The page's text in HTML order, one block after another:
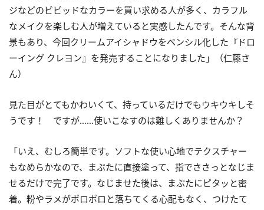
ジなどのビビッドなカラーを買い求める人が多く、カラフル
なメイクを楽しむ人が増えていると実感したんです。そんな背
景もあり、今回クリームアイシャドウをペンシル化した『ドロ
ーイング クレヨン』を発売することになりました」（仁藤さ
ん）
見た目がとてもかわいくて、持っているだけでもウキウキしそ
うです！ ですが……使いこなすのは難しくありませんか？
「いえ、むしろ簡単です。ソフトな使い心地でテクスチャー
もなめらかなので、まぶたに直接塗って、指でささっとなじま
せるだけで完了です。なじませた後は、まぶたにピタッと密
着。粉やラメがポロポロと落ちてくる心配もなく、つけたて